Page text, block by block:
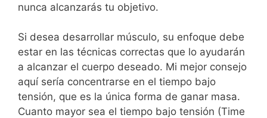
nunca alcanzarás tu objetivo.
Si desea desarrollar músculo, su enfoque debe
estar en las técnicas correctas que lo ayudarán
a alcanzar el cuerpo deseado. Mi mejor consejo
aquí sería concentrarse en el tiempo bajo
tensión, que es la única forma de ganar masa.
Cuanto mayor sea el tiempo bajo tensión (Time